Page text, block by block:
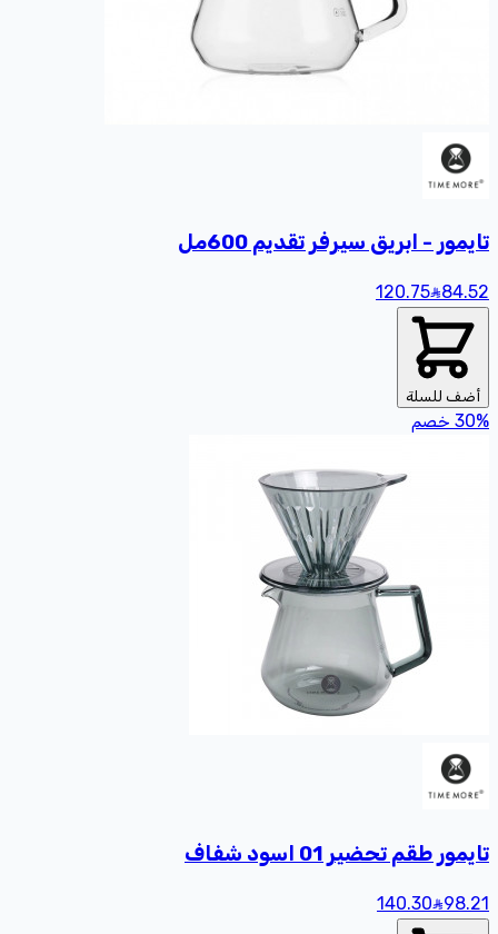
تايمور - ابريق سيرفر تقديم 600مل
84.52
120.75
أضف للسلة
30% خصم
تايمور طقم تحضير 01 اسود شفاف
98.21
140.30